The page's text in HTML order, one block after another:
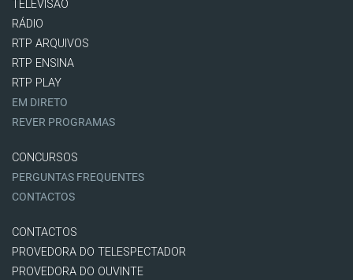
TELEVISÃO
RÁDIO
RTP ARQUIVOS
RTP ENSINA
RTP PLAY
EM DIRETO
REVER PROGRAMAS
CONCURSOS
PERGUNTAS FREQUENTES
CONTACTOS
CONTACTOS
PROVEDORA DO TELESPECTADOR
PROVEDORA DO OUVINTE